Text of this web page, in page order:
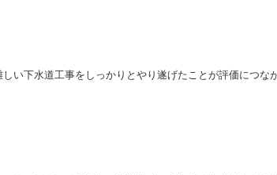
い下水道工事をしっかりとやり遂げたことが評価につな